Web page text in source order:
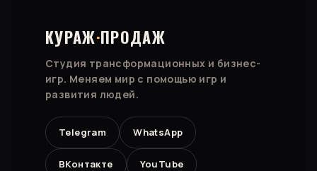
КУРАЖ·ПРОДАЖ
Студия трансформационных и бизнес-
игр. Меняем мир с помощью игр и
развития людей.
Telegram WhatsApp
ВКонтакте YouTube